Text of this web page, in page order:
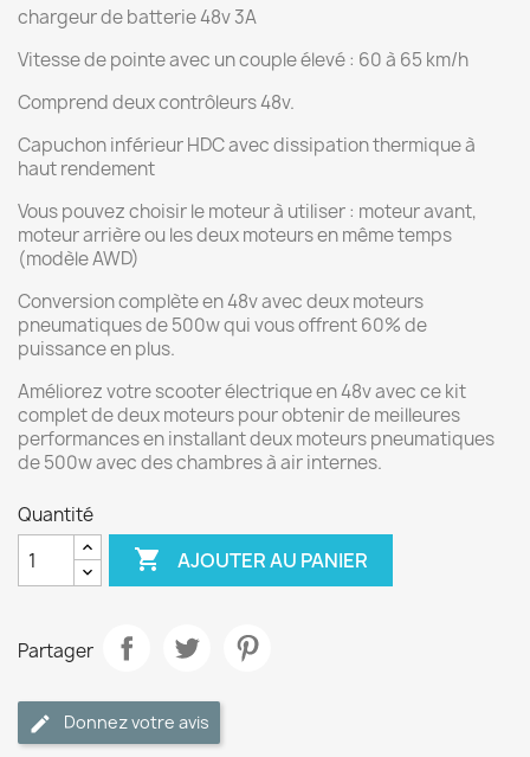
chargeur de batterie 48v 3A
Vitesse de pointe avec un couple élevé : 60 à 65 km/h
Comprend deux contrôleurs 48v.
Capuchon inférieur HDC avec dissipation thermique à
haut rendement
Vous pouvez choisir le moteur à utiliser : moteur avant,
moteur arrière ou les deux moteurs en même temps
(modèle AWD)
Conversion complète en 48v avec deux moteurs
pneumatiques de 500w qui vous offrent 60% de
puissance en plus.
Améliorez votre scooter électrique en 48v avec ce kit
complet de deux moteurs pour obtenir de meilleures
performances en installant deux moteurs pneumatiques
de 500w avec des chambres à air internes.
Quantité
 AJOUTER AU PANIER
Partager
Donnez votre avis